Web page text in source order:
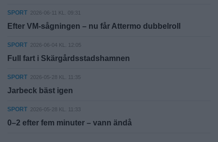
SPORT 2026-06-11 KL. 09:31
Efter VM-sågningen – nu får Attermo dubbelroll
SPORT 2026-06-04 KL. 12:05
Full fart i Skärgårdsstadshamnen
SPORT 2026-05-28 KL. 11:35
Jarbeck bäst igen
SPORT 2026-05-28 KL. 11:33
0–2 efter fem minuter – vann ändå